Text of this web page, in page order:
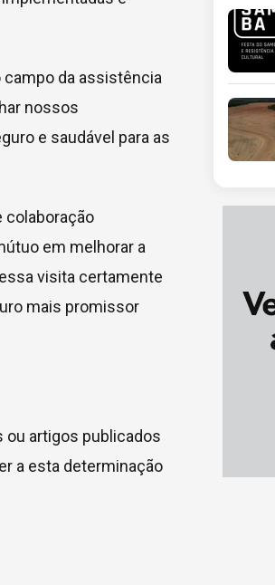
da assistência
nossos
e saudável para as
colaboração
em melhorar a
visita certamente
mais promissor
ou artigos publicados
a esta determinação